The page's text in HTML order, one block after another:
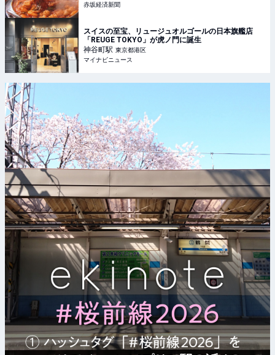
赤坂経済新聞
スイスの至宝、リュージュオルゴールの日本旗艦店
「REUGE TOKYO」が虎ノ門に誕生
神谷町駅 東京都港区
マイナビニュース